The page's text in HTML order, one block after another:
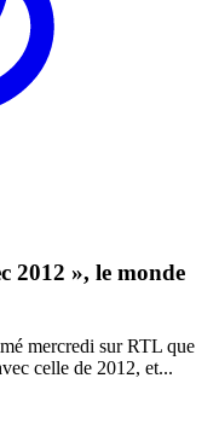
2012 », le monde
mercredi sur RTL que
celle de 2012, et...